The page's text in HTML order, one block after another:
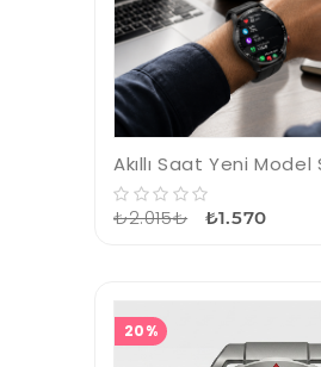
₺2.015₺ ₺1.570
20%